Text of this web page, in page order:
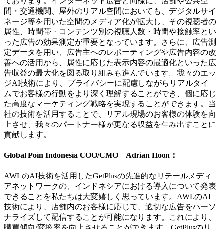
間・交通機関、屋外のリアル空間においても、デジタルサイ
ネージ等を用いた空間のメディア化が拡大し、その視聴者の
属性、時間帯・コンテンツ別の視聴人数・時間や接触率とい
った広告の効果測定が重要となっています。さらに、広告測
定データを用い、広告主へのレポーティングや広告内容の改
善への活用から、属性に応じた表示内容の最適化といった広
告収益の最大化を図る取り組みも進んでいます。我々のエッ
ジAI技術により、プライバシーに配慮しながらリアルタイ
ムでお客様の行動をより深く理解することができ、個に応じ
た高度なマーケティング戦略を実現することができます。当
社の技術を活用することで、リアル現場のお客様の体験を向
上させ、我々のパートナー様が更なる収益を生み出すことに
貢献します。
Global Poin Indonesia COO/CMO Adrian Hoon：
AWLのAI技術を活用したGetPlusの先進的なリテールメディ
アネットワークの、インドネシアにおける導入について発表
できることを私たちは大変嬉しく思っています。AWLのAI
技術により、店舗内のお客様に応じて、適切な広告をパーソ
ナライズして配信することが可能になります。これにより、